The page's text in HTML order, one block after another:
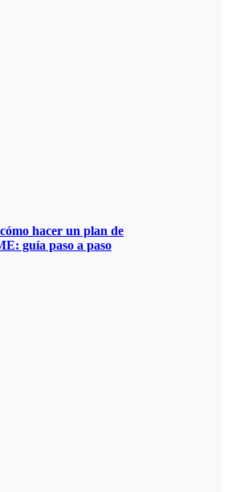
hacer un plan de
guía paso a paso